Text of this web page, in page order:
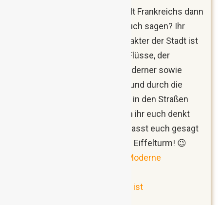
Besuch in der drittgrößten Stadt Frankreichs dann
endlich Realität. Was soll ich euch sagen? Ihr
MÜSST nach Lyon! 🙂 Der Charakter der Stadt ist
durch zwei Hügel, zwei große Flüsse, der
spannenden Mischung aus moderner sowie
Jahrhunderte alter Architektur und durch die
bunten Wandgemälde (Murals) in den Straßen
extrem faszinierend. Und wenn ihr euch denkt
„Lyon oder lieber Paris?“, dann lasst euch gesagt
sein: es gibt auch in Lyon einen Eiffelturm! 😉
Lyon: Zwischen Tradition und Moderne
Warum Lyon das bessere Paris ist